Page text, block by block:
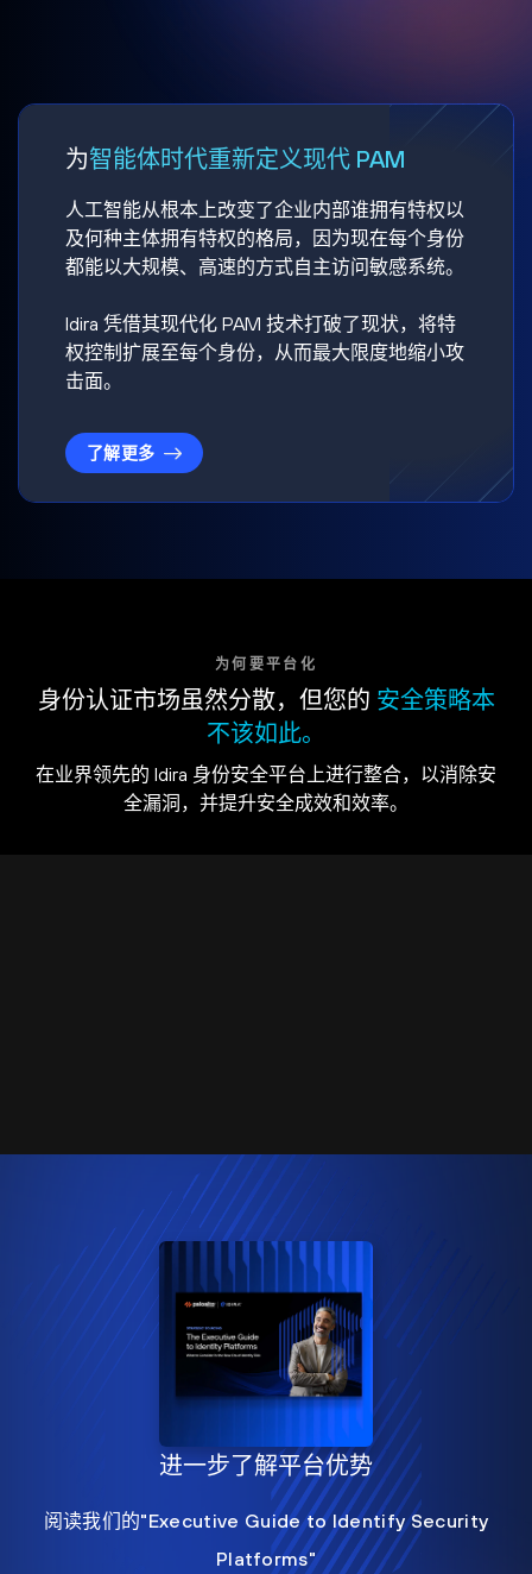
为智能体时代重新定义现代 PAM
人工智能从根本上改变了企业内部谁拥有特权以
及何种主体拥有特权的格局，因为现在每个身份
都能以大规模、高速的方式自主访问敏感系统。
Idira 凭借其现代化 PAM 技术打破了现状，将特
权控制扩展至每个身份，从而最大限度地缩小攻
击面。
了解更多
为何要平台化
身份认证市场虽然分散，但您的 安全策略本
不该如此。
在业界领先的 Idira 身份安全平台上进行整合，以消除安
全漏洞，并提升安全成效和效率。
进一步了解平台优势
阅读我们的"Executive Guide to Identify Security
Platforms"